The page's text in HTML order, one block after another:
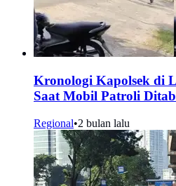
Kronologi Kapolsek di
Saat Mobil Patroli
Regional•2 bulan lalu